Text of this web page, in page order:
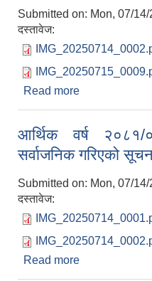
Submitted on: Mon, 07/
दस्तावेज:
Read more
आर्थिक वर्ष २०८१/
सर्वाजनिक गरिएको
Submitted on: Mon, 07/
दस्तावेज:
Read more